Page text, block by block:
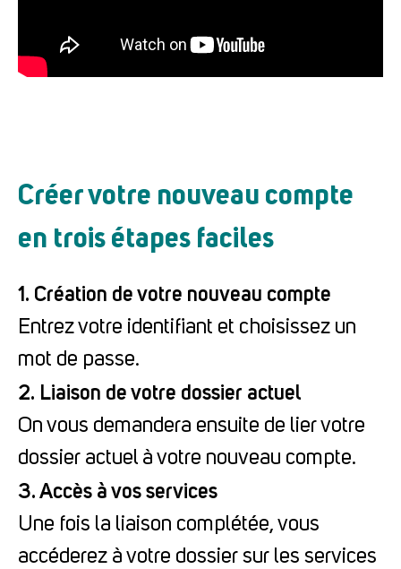
Créer votre nouveau compte
en trois étapes faciles
1. Création de votre nouveau compte
Entrez votre identifiant et choisissez un
mot de passe.
2. Liaison de votre dossier actuel
On vous demandera ensuite de lier votre
dossier actuel à votre nouveau compte.
3. Accès à vos services
Une fois la liaison complétée, vous
accéderez à votre dossier sur les services